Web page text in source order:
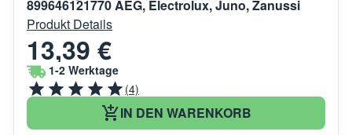
899646121770 AEG, Electrolux, Juno, Zanussi
Produkt Details
13,39 €
1-2 Werktage
(4)
IN DEN WARENKORB